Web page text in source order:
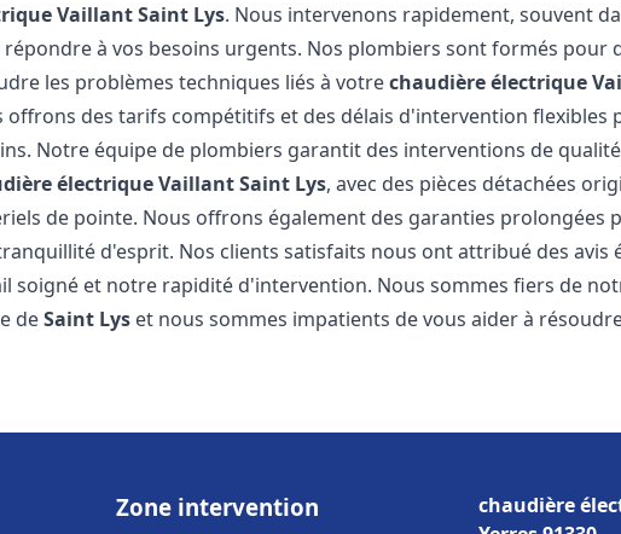
VaillantSaint Lys. Nous intervenons rapidement, souvent
à vos besoins urgents. Nos plombiers sont formés pour
les problèmes techniques liés à votrechaudière électrique
offrons des tarifs compétitifs et des délais d'intervention flexibles
Notre équipe de plombiers garantit des interventions de
électrique VaillantSaint Lys, avec des pièces détachées
de pointe. Nous offrons également des garanties prolongées
d'esprit. Nos clients satisfaits nous ont attribué des avis
soigné et notre rapidité d'intervention. Nous sommes fiers de
deSaint Lys et nous sommes impatients de vous aider à
Zone intervention
chaudière